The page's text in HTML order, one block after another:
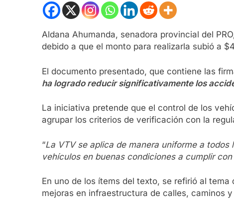
Aldana Ahumanda, senadora provincial del
debido a que el monto para realizarla subió a
El documento presentado, que contiene las
ha logrado reducir significativamente los
La iniciativa pretende que el control de los
agrupar los criterios de verificación con la
“La VTV se aplica de manera uniforme a
vehículos en buenas condiciones a cumplir
En uno de los ítems del texto, se refirió al
mejoras en infraestructura de calles, caminos